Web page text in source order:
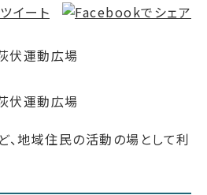
、地域住民の活動の場として利